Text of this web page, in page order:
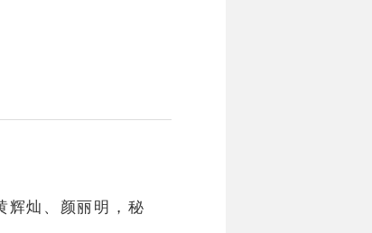
辉灿、颜丽明，秘